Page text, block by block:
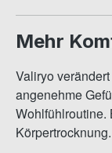
Mehr
Valiryo
angenehme
Wohlfühlroutine.